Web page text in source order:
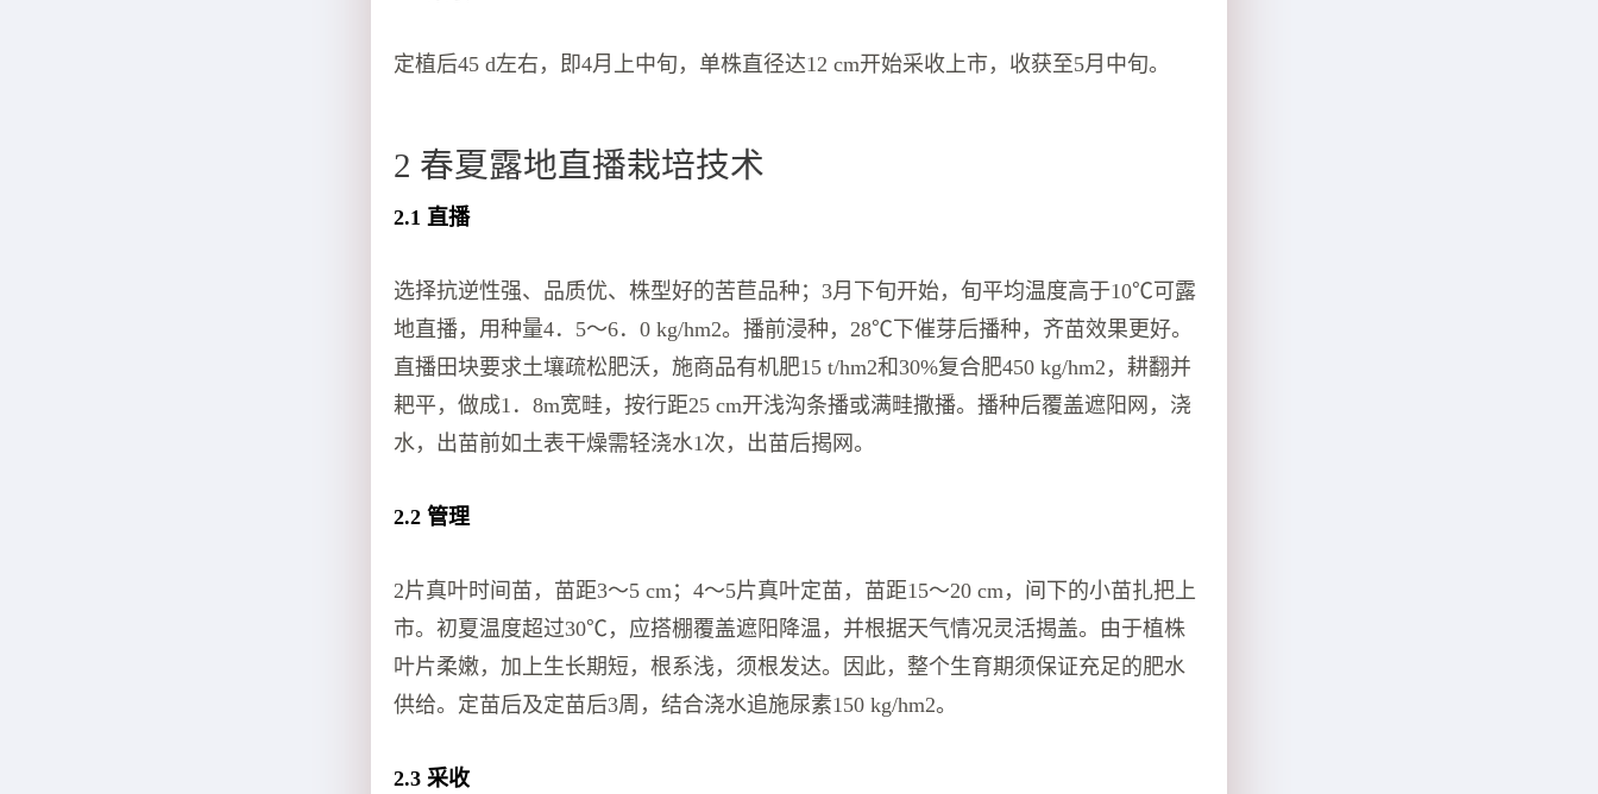
定植后45 d左右，即4月上中旬，单株直径达12 cm开始采收上市，收获至5月中旬。
2 春夏露地直播栽培技术
2.1 直播
选择抗逆性强、品质优、株型好的苦苣品种；3月下旬开始，旬平均温度高于10℃可露
地直播，用种量4．5～6．0 kg/hm2。播前浸种，28℃下催芽后播种，齐苗效果更好。
直播田块要求土壤疏松肥沃，施商品有机肥15 t/hm2和30%复合肥450 kg/hm2，耕翻并
耙平，做成1．8m宽畦，按行距25 cm开浅沟条播或满畦撒播。播种后覆盖遮阳网，浇
水，出苗前如土表干燥需轻浇水1次，出苗后揭网。
2.2 管理
2片真叶时间苗，苗距3～5 cm；4～5片真叶定苗，苗距15～20 cm，间下的小苗扎把上
市。初夏温度超过30℃，应搭棚覆盖遮阳降温，并根据天气情况灵活揭盖。由于植株
叶片柔嫩，加上生长期短，根系浅，须根发达。因此，整个生育期须保证充足的肥水
供给。定苗后及定苗后3周，结合浇水追施尿素150 kg/hm2。
2.3 采收